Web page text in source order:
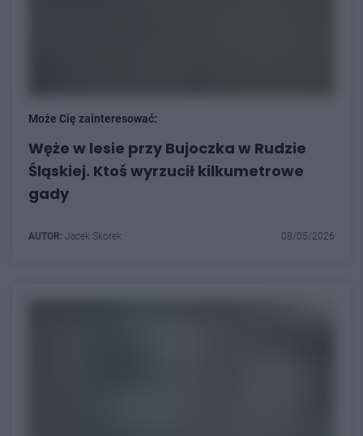
Może Cię zainteresować:
Węże w lesie przy Bujoczka w Rudzie
Śląskiej. Ktoś wyrzucił kilkumetrowe
gady
AUTOR: Jacek Skorek 08/05/2026